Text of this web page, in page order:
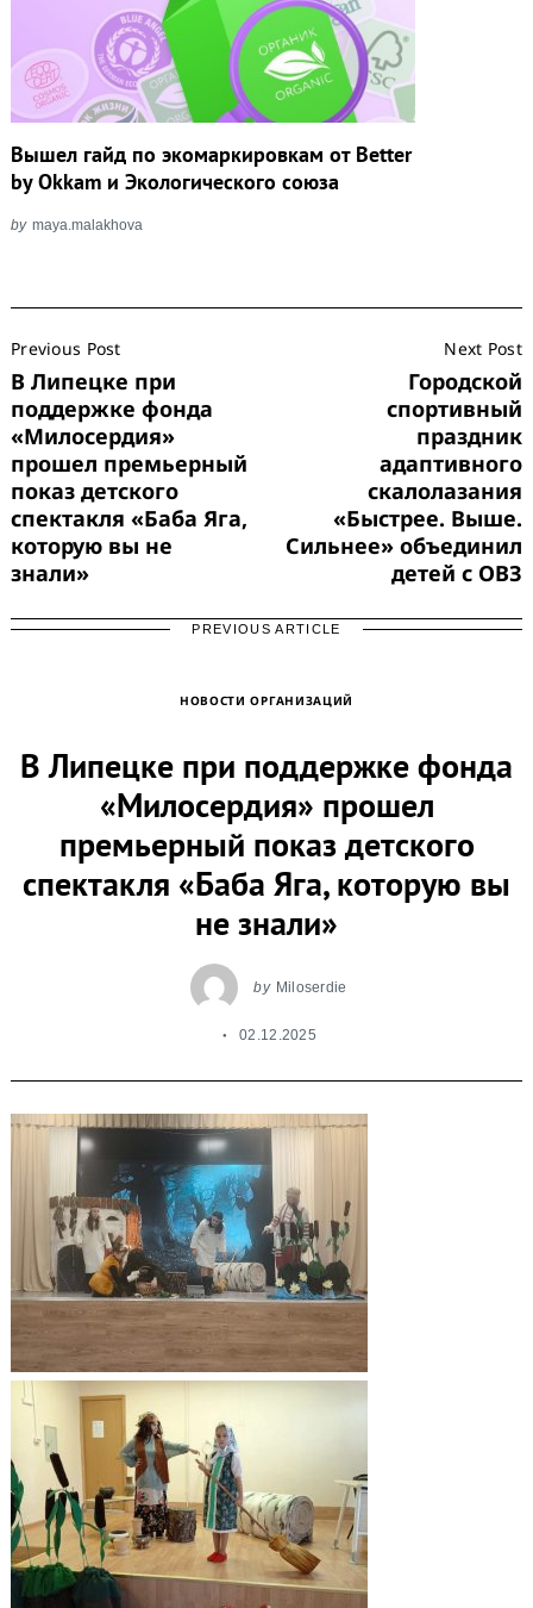
Вышел гайд по экомаркировкам от Better
by Okkam и Экологического союза
by maya.malakhova
Navigation
Previous Post
В Липецке при
поддержке фонда
«Милосердия»
прошел премьерный
показ детского
спектакля «Баба Яга,
которую вы не
знали»
Next Post
Городской
спортивный
праздник
адаптивного
скалолазания
«Быстрее. Выше.
Сильнее» объединил
детей с ОВЗ
PREVIOUS ARTICLE
НОВОСТИ ОРГАНИЗАЦИЙ
В Липецке при поддержке фонда
«Милосердия» прошел
премьерный показ детского
спектакля «Баба Яга, которую вы
не знали»
by Miloserdie
02.12.2025